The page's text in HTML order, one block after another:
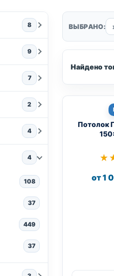
8
9
7
2
4
4
108
37
449
37
ВЫБРАНО:
Найдено
Потолок
от 1